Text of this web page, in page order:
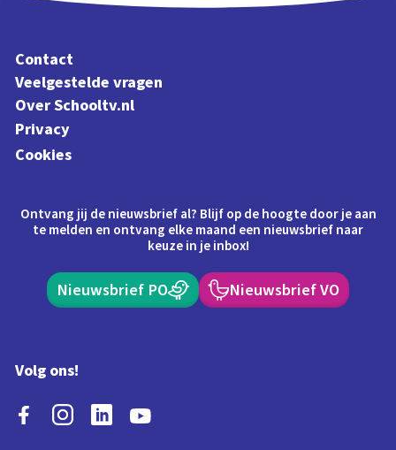
Contact
Veelgestelde vragen
Over Schooltv.nl
Privacy
Cookies
Ontvang jij de nieuwsbrief al? Blijf op de hoogte door je aan
te melden en ontvang elke maand een nieuwsbrief naar
keuze in je inbox!
Nieuwsbrief PO Nieuwsbrief VO
Volg ons!